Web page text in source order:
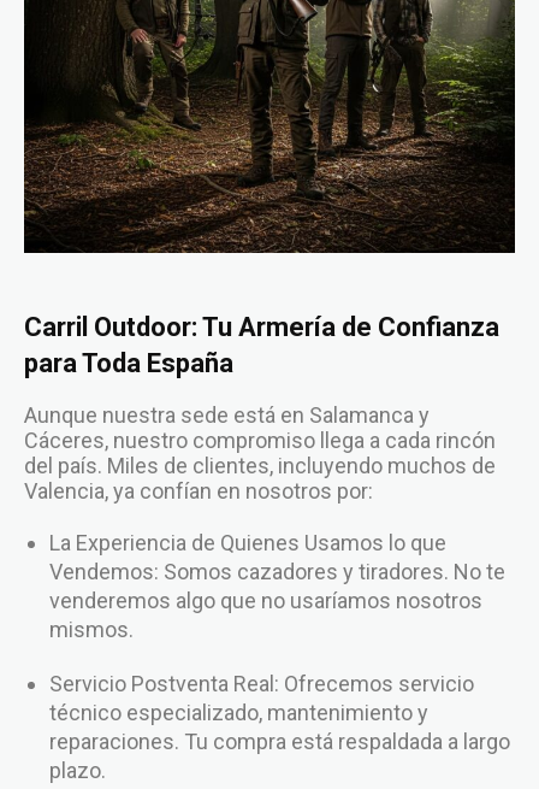
Carril Outdoor: Tu Armería de Confianza
para Toda España
Aunque nuestra sede está en Salamanca y
Cáceres, nuestro compromiso llega a cada rincón
del país. Miles de clientes, incluyendo muchos de
Valencia, ya confían en nosotros por:
La Experiencia de Quienes Usamos lo que
Vendemos: Somos cazadores y tiradores. No te
venderemos algo que no usaríamos nosotros
mismos.
Servicio Postventa Real: Ofrecemos servicio
técnico especializado, mantenimiento y
reparaciones. Tu compra está respaldada a largo
plazo.